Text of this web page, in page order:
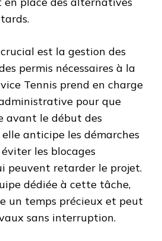
est la gestion des
permis nécessaires à la
Tennis prend en charge
pour que
avant le début des
anticipe les démarches
les blocages
peuvent retarder le projet.
dédiée à cette tâche,
un temps précieux et peut
sans interruption.